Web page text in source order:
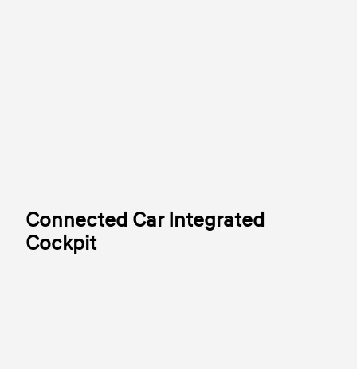
Connected Car Integrated
Cockpit